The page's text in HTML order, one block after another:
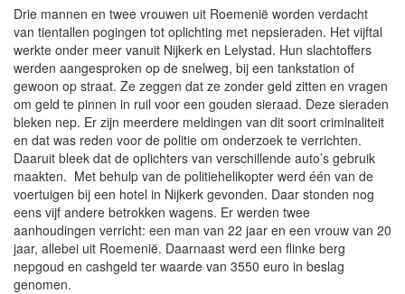
Drie mannen en twee vrouwen uit Roemenië worden verdacht
van tientallen pogingen tot oplichting met nepsieraden. Het vijftal
werkte onder meer vanuit Nijkerk en Lelystad. Hun slachtoffers
werden aangesproken op de snelweg, bij een tankstation of
gewoon op straat. Ze zeggen dat ze zonder geld zitten en vragen
om geld te pinnen in ruil voor een gouden sieraad. Deze sieraden
bleken nep. Er zijn meerdere meldingen van dit soort criminaliteit
en dat was reden voor de politie om onderzoek te verrichten.
Daaruit bleek dat de oplichters van verschillende auto’s gebruik
maakten. Met behulp van de politiehelikopter werd één van de
voertuigen bij een hotel in Nijkerk gevonden. Daar stonden nog
eens vijf andere betrokken wagens. Er werden twee
aanhoudingen verricht: een man van 22 jaar en een vrouw van 20
jaar, allebei uit Roemenië. Daarnaast werd een flinke berg
nepgoud en cashgeld ter waarde van 3550 euro in beslag
genomen.